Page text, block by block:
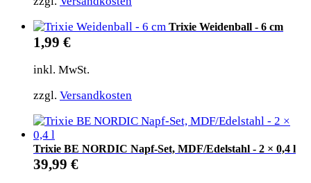
Trixie Weidenball - 6 cm
1,99 €
inkl. MwSt.
zzgl. Versandkosten
Trixie BE NORDIC Napf-Set, MDF/Edelstahl - 2 × 0,4 l
39,99 €